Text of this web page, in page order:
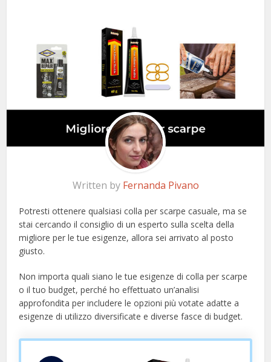
Written by Fernanda Pivano
Potresti ottenere qualsiasi colla per scarpe casuale, ma se
stai cercando il consiglio di un esperto sulla scelta della
migliore per le tue esigenze, allora sei arrivato al posto
giusto.
Non importa quali siano le tue esigenze di colla per scarpe
o il tuo budget, perché ho effettuato un’analisi
approfondita per includere le opzioni più votate adatte a
esigenze di utilizzo diversificate e diverse fasce di budget.